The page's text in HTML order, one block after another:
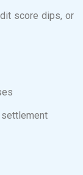
score dips, or